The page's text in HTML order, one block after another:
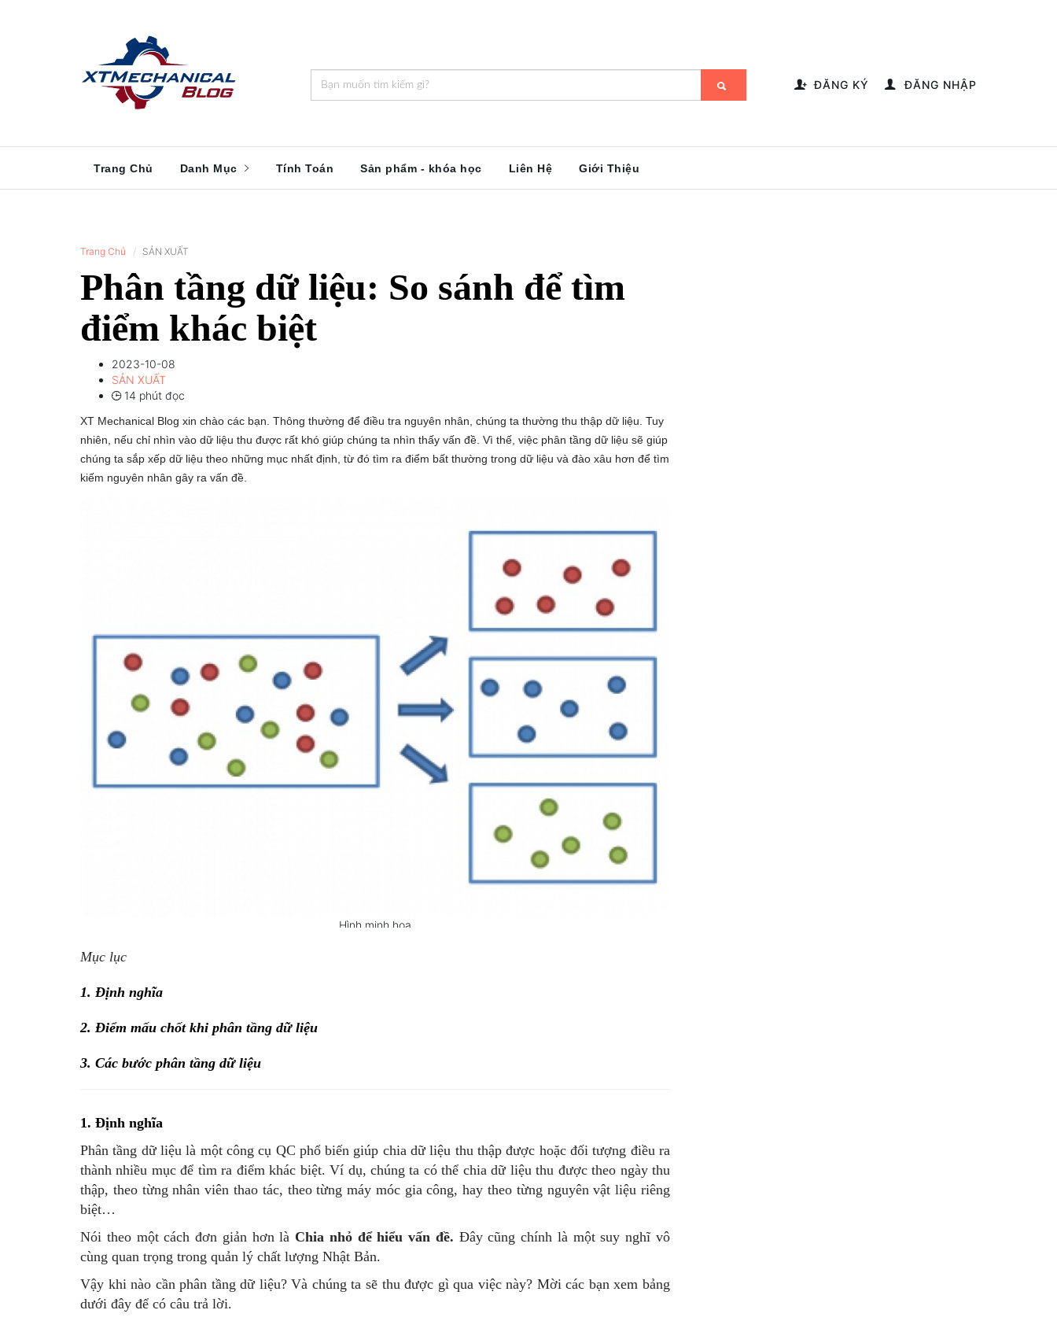
ĐĂNG KÝ ĐĂNG NHẬP
Trang Chủ Danh Mục Tính Toán Sản phẩm - khóa học Liên Hệ Giới Thiệu
Trang Chủ SẢN XUẤT
Phân tầng dữ liệu: So sánh để tìm
điểm khác biệt
2023-10-08
SẢN XUẤT
14 phút đọc
XT Mechanical Blog xin chào các bạn. Thông thường để điều tra nguyên nhân, chúng ta thường thu thập dữ liệu. Tuy
nhiên, nếu chỉ nhìn vào dữ liệu thu được rất khó giúp chúng ta nhìn thấy vấn đề. Vì thế, việc phân tầng dữ liệu sẽ giúp
chúng ta sắp xếp dữ liệu theo những mục nhất định, từ đó tìm ra điểm bất thường trong dữ liệu và đào xâu hơn để tìm
kiếm nguyên nhân gây ra vấn đề.
Hình minh họa
Mục lục
1. Định nghĩa
2. Điểm mấu chốt khi phân tầng dữ liệu
3. Các bước phân tầng dữ liệu
1. Định nghĩa
Phân tầng dữ liệu là một công cụ QC phổ biến giúp chia dữ liệu thu thập được hoặc đối tượng điều ra
thành nhiều mục để tìm ra điểm khác biệt. Ví dụ, chúng ta có thể chia dữ liệu thu được theo ngày thu
thập, theo từng nhân viên thao tác, theo từng máy móc gia công, hay theo từng nguyên vật liệu riêng
biệt…
Nói theo một cách đơn giản hơn là Chia nhỏ để hiểu vấn đề. Đây cũng chính là một suy nghĩ vô
cùng quan trọng trong quản lý chất lượng Nhật Bản.
Vậy khi nào cần phân tầng dữ liệu? Và chúng ta sẽ thu được gì qua việc này? Mời các bạn xem bảng
dưới đây để có câu trả lời.